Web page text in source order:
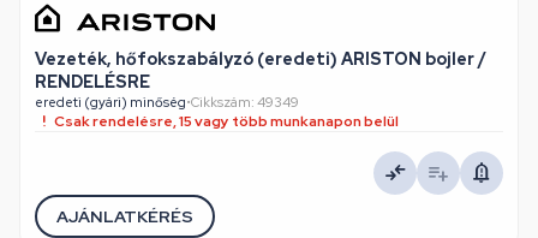
Vezeték, hőfokszabályzó (eredeti) ARISTON bojler /
RENDELÉSRE
eredeti (gyári) minőség•Cikkszám: 49349
Csak rendelésre, 15 vagy több munkanapon belül
AJÁNLATKÉRÉS